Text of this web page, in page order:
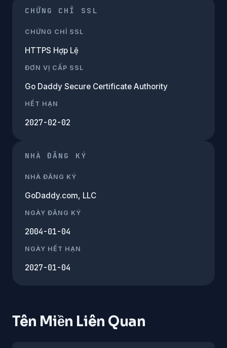
CHỨNG CHỈ SSL
CHỨNG CHỈ SSL
HTTPS Hợp Lệ
ĐƠN VỊ CẤP SSL
Go Daddy Secure Certificate Authority
HẾT HẠN
2027-02-02
NHÀ ĐĂNG KÝ
NHÀ ĐĂNG KÝ
GoDaddy.com, LLC
NGÀY ĐĂNG KÝ
2004-01-04
NGÀY HẾT HẠN
2027-01-04
Tên Miền Liên Quan